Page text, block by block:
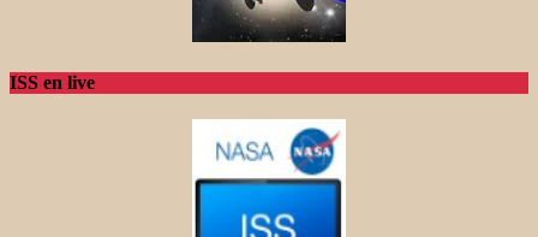
ISS en live